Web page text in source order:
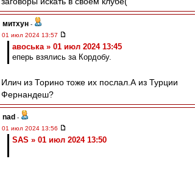
митхун -
01 июл 2024 13:57
авоська » 01 июл 2024 13:45
еперь взялись за Кордобу.
Илич из Торино тоже их послал.А из Турции
Фернандеш?
nad -
01 июл 2024 13:56
SAS » 01 июл 2024 13:50